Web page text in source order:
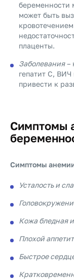
беременности
может быть
плаценты.
Заболевания–
гепатит С,
привести к
Симптомы
Симптомы
Усталость и
Кожа бледная
Плохой
Быстрое